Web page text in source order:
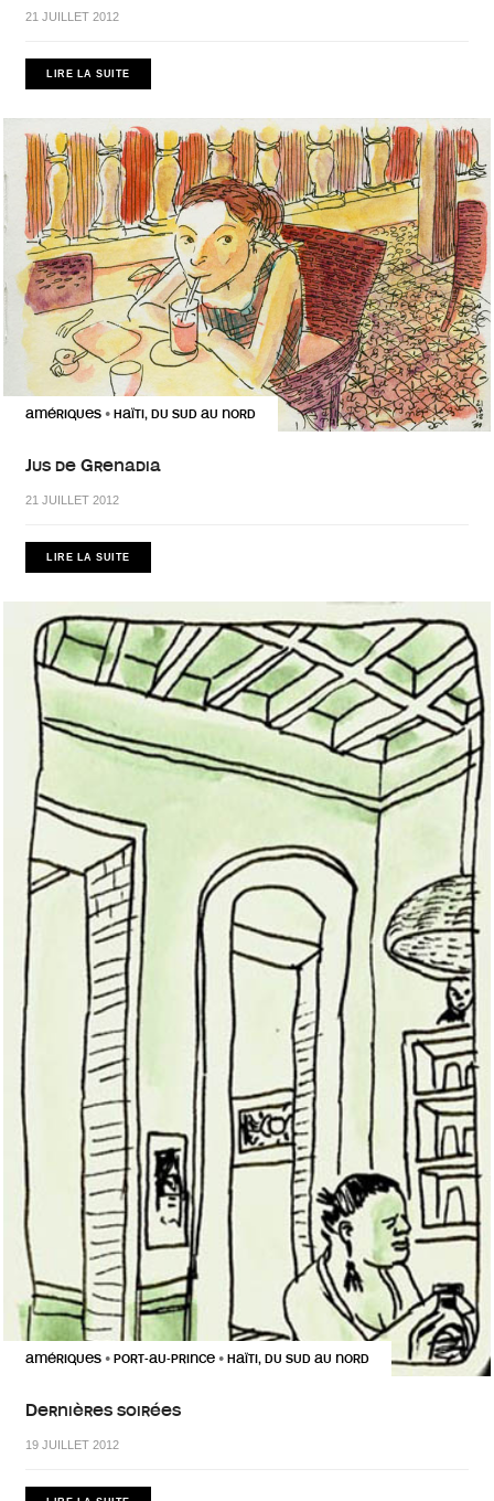
21 JUILLET 2012
LIRE LA SUITE
AMÉRIQUES • HAÏTI, DU SUD AU NORD
Jus de Grenadia
21 JUILLET 2012
LIRE LA SUITE
AMÉRIQUES • PORT-AU-PRINCE • HAÏTI, DU SUD AU NORD
Dernières soirées
19 JUILLET 2012